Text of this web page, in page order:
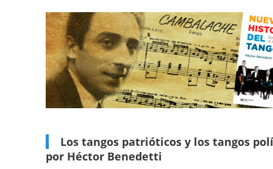
Los tangos patrióticos y los tangos
por Héctor Benedetti